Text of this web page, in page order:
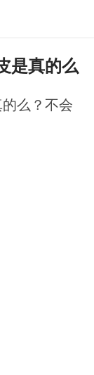
是真的么
么？不会